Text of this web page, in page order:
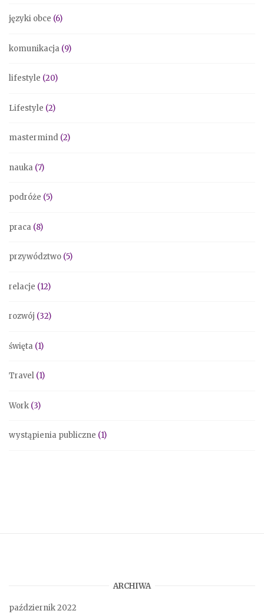
języki obce (6)
komunikacja (9)
lifestyle (20)
Lifestyle (2)
mastermind (2)
nauka (7)
podróże (5)
praca (8)
przywództwo (5)
relacje (12)
rozwój (32)
święta (1)
Travel (1)
Work (3)
wystąpienia publiczne (1)
ARCHIWA
październik 2022